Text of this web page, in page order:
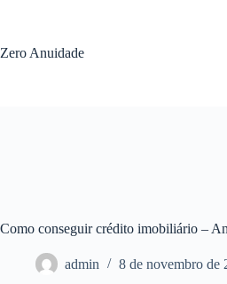
conteúdo
Zero Anuidade
Como conseguir crédito imobiliário –
admin 8 de novembro de